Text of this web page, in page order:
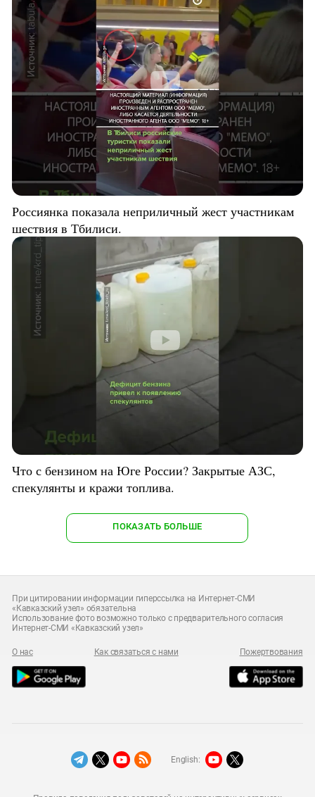
Россиянка показала неприличный жест участникам
шествия в Тбилиси.
Что с бензином на Юге России? Закрытые АЗС,
спекулянты и кражи топлива.
ПОКАЗАТЬ БОЛЬШЕ
При цитировании информации гиперссылка на Интернет-СМИ
«Кавказский узел» обязательна
Использование фото возможно только с предварительного согласия
Интернет-СМИ «Кавказский узел»
О нас Как связаться с нами Пожертвования
English: